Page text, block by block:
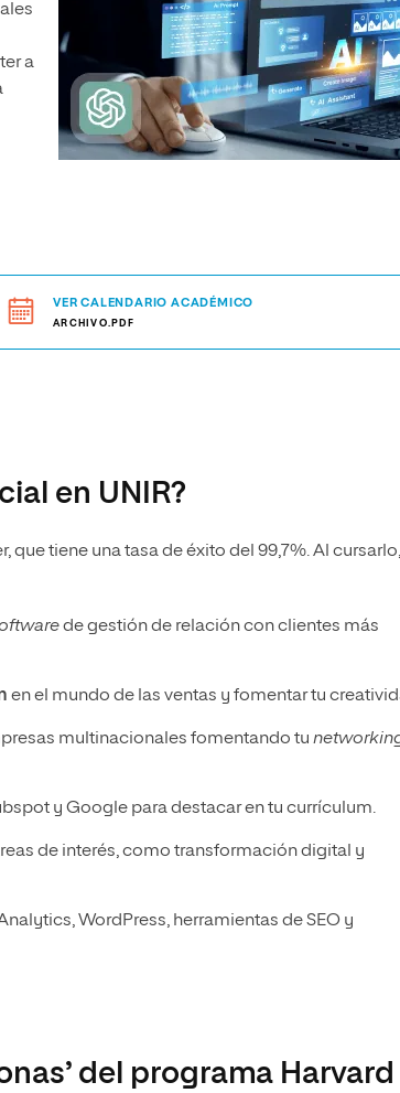
a
VER CALENDARIO ACADÉMICO
ARCHIVO.PDF
en UNIR?
tiene una tasa de éxito del 99,7%. Al cursarlo,
de gestión de relación con clientes más
en el mundo de las ventas y fomentar tu
multinacionales fomentando tu
y Google para destacar en tu currículum.
de interés, como transformación digital y
WordPress, herramientas de SEO y
del programa Harvard